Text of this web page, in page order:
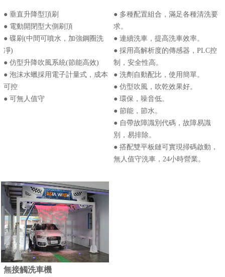
● 垂直升降型頂刷
● 電動開閉型大側刷頂
● 碟刷(中間可噴水，加強鋼圈洗
凈)
● 仿型升降吹風系統(節能高效)
● 泡沫水蠟採用電子計量式，成本
可控
● 可無人值守
● 多種配置組合，滿足各種清洗要
求。
● 連續洗車，提高洗車效率。
● 採用高解析度的傳感器，PLC控
制，安全性高。
● 洗劑自動配比，使用簡單。
● 仿型吹風，吹乾效果好。
● 環保，噪音低。
● 節能，節水。
● 自帶故障識別代碼，故障易識
別，易排除。
● 搭配雙平板鏈可實現掃碼啟動，
無人值守洗車，24小時營業。
無接觸洗車機